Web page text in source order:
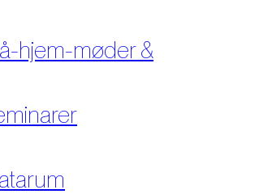
hjem-møder &